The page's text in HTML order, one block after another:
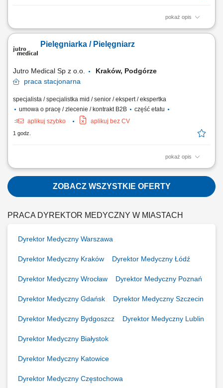
pokaż opis
Opis stanowiska: Nadzorowanie całościowego przebiegu robót w
wymaganiami sztuki inżynieryjnej. Kierowanie zespołem inżynierów
oraz bieżąca koordynacja zadań realizowanych przez firmy
Pielęgniarka / Pielęgniarz
Jutro Medical Sp z o.o.
Kraków, Podgórze
praca stacjonarna
specjalista / specjalistka mid / senior / ekspert / ekspertka
umowa o pracę / zlecenie / kontrakt B2B
część etatu
aplikuj szybko
aplikuj bez CV
1 godz.
pokaż opis
Opis stanowiska: Prowadzenie zabiegów pielęgniarskich i
diagnostycznych u dzieci oraz dorosłych w komfortowych warunkach
gabinetowych. Pobieranie próbek krwi oraz materiałów do analiz
biologicznych z wykorzystaniem bezpiecznego sprzętu (igły motylkowe,
ZOBACZ WSZYSTKIE OFERTY
PRACA DYREKTOR MEDYCZNY W MIASTACH
Dyrektor Medyczny Warszawa
Dyrektor Medyczny Kraków Dyrektor Medyczny Łódź
Dyrektor Medyczny Wrocław Dyrektor Medyczny Poznań
Dyrektor Medyczny Gdańsk Dyrektor Medyczny Szczecin
Dyrektor Medyczny Bydgoszcz Dyrektor Medyczny Lublin
Dyrektor Medyczny Białystok
Dyrektor Medyczny Katowice
Dyrektor Medyczny Częstochowa